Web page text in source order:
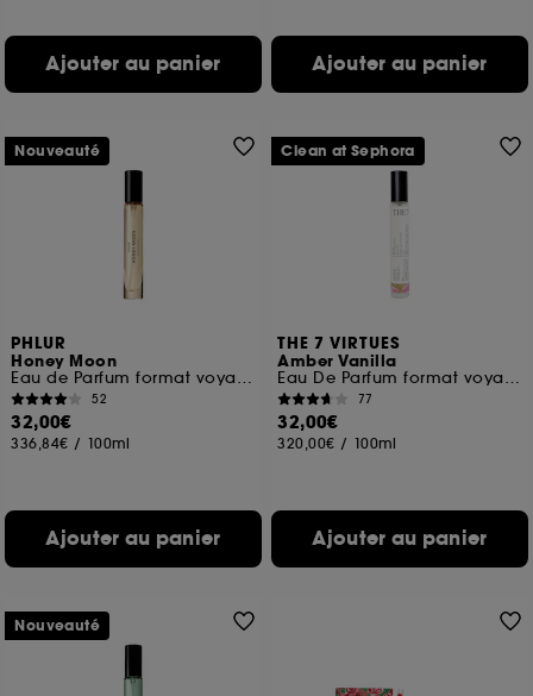
Ajouter au panier Ajouter au panier
PHLUR
Honey Moon
Eau de Parfum format voyage
52
32,00€
336,84€ / 100ml
Ajouter au panier
Nouveauté
THE 7 VIRTUES
Amber Vanilla
Eau De Parfum format voyage
77
32,00€
320,00€ / 100ml
Ajouter au panier
Clean at Sephora
Nouveauté